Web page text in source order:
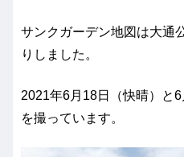
サンクガーデン地図は大通
りしました。
2021年6月18日（快晴）と
を撮っています。